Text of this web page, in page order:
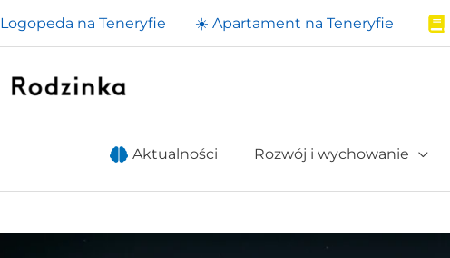
Logopeda na Teneryfie ☀️ Apartament na Teneryfie
Aktualności Rozwój i wychowanie